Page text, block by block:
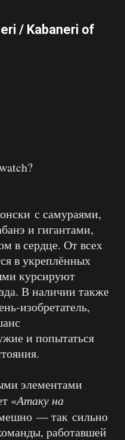
/ Kabaneri of
с самураями,
и гигантами,
в сердце. От всех
в укреплённых
курсируют
В наличии также
изобретатель,
и попытаться
элементами
«Атаку на
— так сильно
работавшей